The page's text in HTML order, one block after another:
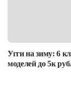
Угги на зиму: 6
моделей до 5к